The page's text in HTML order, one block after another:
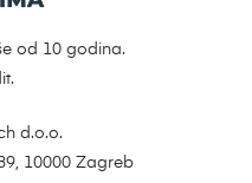
od 10 godina.
d.o.o.
10000 Zagreb